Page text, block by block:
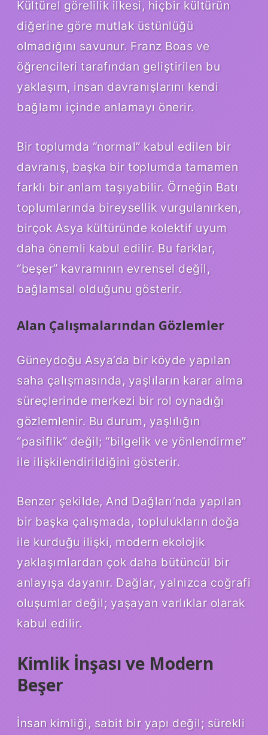
Kültürel görelilik ilkesi, hiçbir kültürün
diğerine göre mutlak üstünlüğü
olmadığını savunur. Franz Boas ve
öğrencileri tarafından geliştirilen bu
yaklaşım, insan davranışlarını kendi
bağlamı içinde anlamayı önerir.
Bir toplumda “normal” kabul edilen bir
davranış, başka bir toplumda tamamen
farklı bir anlam taşıyabilir. Örneğin Batı
toplumlarında bireysellik vurgulanırken,
birçok Asya kültüründe kolektif uyum
daha önemli kabul edilir. Bu farklar,
“beşer” kavramının evrensel değil,
bağlamsal olduğunu gösterir.
Alan Çalışmalarından Gözlemler
Güneydoğu Asya’da bir köyde yapılan
saha çalışmasında, yaşlıların karar alma
süreçlerinde merkezi bir rol oynadığı
gözlemlenir. Bu durum, yaşlılığın
“pasiflik” değil; “bilgelik ve yönlendirme”
ile ilişkilendirildiğini gösterir.
Benzer şekilde, And Dağları’nda yapılan
bir başka çalışmada, toplulukların doğa
ile kurduğu ilişki, modern ekolojik
yaklaşımlardan çok daha bütüncül bir
anlayışa dayanır. Dağlar, yalnızca coğrafi
oluşumlar değil; yaşayan varlıklar olarak
kabul edilir.
Kimlik İnşası ve Modern
Beşer
İnsan kimliği, sabit bir yapı değil; sürekli